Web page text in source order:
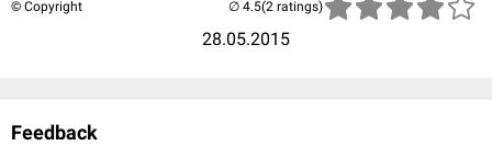
© Copyright
28.05.2015
(2 ratings)
Feedback